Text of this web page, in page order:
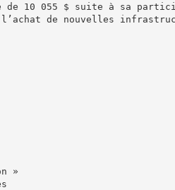
de 10 055 $ suite à sa
l’achat de nouvelles
»